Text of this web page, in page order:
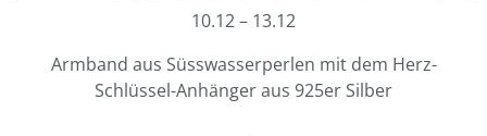
10.12 – 13.12
Armband aus Süsswasserperlen mit dem Herz-
Schlüssel-Anhänger aus 925er Silber